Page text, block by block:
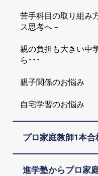
苦手科目の取り組み
ス思考へ－
親の負担も大きい中
ら・・・
親子関係のお悩み
自宅学習のお悩み
プロ家庭教師1本
進学塾からプロ家